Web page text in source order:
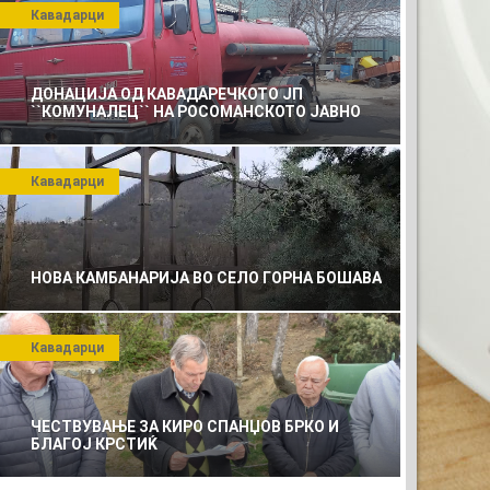
ЗА ВАШАТА
ДОНАЦИЈА ОД КАВАДАРЕЧКОТО ЈП
``КОМУНАЛЕЦ`` НА РОСОМАНСКОТО ЈАВНО
ПРЕТПРИЈАТИЕ ЗА КОМУНАЛНО УСЛУГИ
Кавадарци
НОВА КАМБАНАРИЈА ВО СЕЛО ГОРНА БОШАВА
Кавадарци
ЧЕСТВУВАЊЕ ЗА КИРО СПАНЏОВ БРКО И
БЛАГОЈ КРСТИЌ
Кавадарци